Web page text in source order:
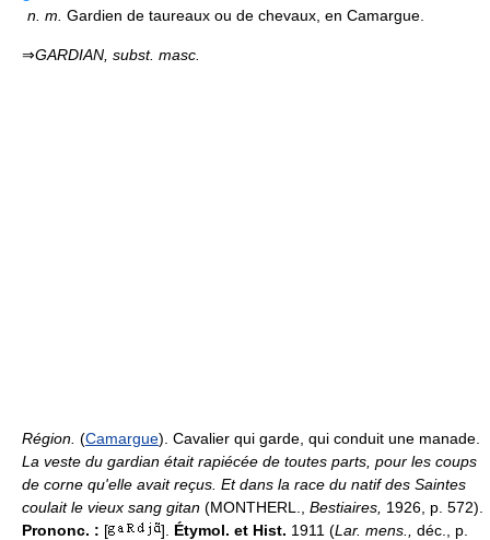
n. m. Gardien de taureaux ou de chevaux, en Camargue.
⇒GARDIAN, subst. masc.
Région. (Camargue). Cavalier qui garde, qui conduit une manade.
La veste du gardian était rapiécée de toutes parts, pour les coups
de corne qu'elle avait reçus. Et dans la race du natif des Saintes
coulait le vieux sang gitan (MONTHERL., Bestiaires, 1926, p. 572).
Prononc. : [ ]. Étymol. et Hist. 1911 (Lar. mens., déc., p.